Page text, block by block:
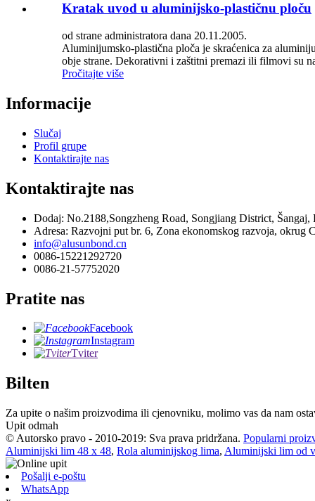
Kratak uvod u aluminijsko-plastičnu ploču
od strane administratora dana 20.11.2005.
Aluminijumsko-plastična ploča je skraćenica za
obje strane. Dekorativni i zaštitni premazi ili filmovi su
Pročitajte više
Informacije
Slučaj
Profil grupe
Kontaktirajte nas
Kontaktirajte nas
Dodaj: No.2188,Songzheng Road, Songjiang District, Šangaj,
Adresa: Razvojni put br. 6, Zona ekonomskog razvoja,
info@alusunbond.cn
0086-15221292720
0086-21-57752020
Pratite nas
Facebook
Instagram
Tviter
Bilten
Za upite o našim proizvodima ili cjenovniku, molimo vas da nam
Upit odmah
© Autorsko pravo - 2010-2019: Sva prava pridržana. Popularni
Aluminijski lim 48 x 48, Rola aluminijskog lima, Aluminijski lim od
Pošalji e-poštu
WhatsApp